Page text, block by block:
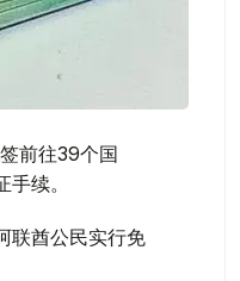
前往39个国
续。
联酋公民实行免